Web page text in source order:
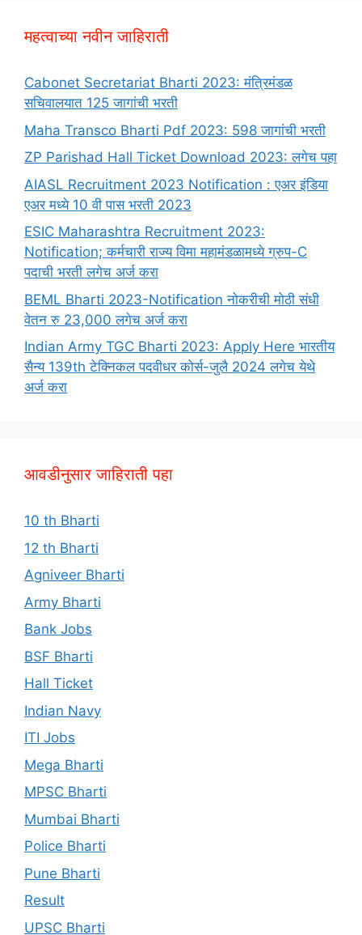
महत्वाच्या नवीन जाहिराती
Cabonet Secretariat Bharti 2023: मंत्रिमंडळ
सचिवालयात 125 जागांची भरती
Maha Transco Bharti Pdf 2023: 598 जागांची भरती
ZP Parishad Hall Ticket Download 2023: लगेच पहा
AIASL Recruitment 2023 Notification : एअर इंडिया
एअर मध्ये 10 वी पास भरती 2023
ESIC Maharashtra Recruitment 2023:
Notification; कर्मचारी राज्य विमा महामंडळामध्ये ग्रुप-C
पदाची भरती लगेच अर्ज करा
BEML Bharti 2023-Notification नोकरीची मोठी संधी
वेतन रु 23,000 लगेच अर्ज करा
Indian Army TGC Bharti 2023: Apply Here भारतीय
सैन्य 139th टेक्निकल पदवीधर कोर्स-जुलै 2024 लगेच येथे
अर्ज करा
आवडीनुसार जाहिराती पहा
10 th Bharti
12 th Bharti
Agniveer Bharti
Army Bharti
Bank Jobs
BSF Bharti
Hall Ticket
Indian Navy
ITI Jobs
Mega Bharti
MPSC Bharti
Mumbai Bharti
Police Bharti
Pune Bharti
Result
UPSC Bharti